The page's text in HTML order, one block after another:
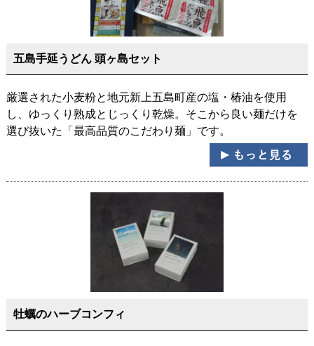
五島手延うどん 頭ヶ島セット
厳選された小麦粉と地元新上五島町産の塩・椿油を使用
し、ゆっくり熟成とじっくり乾燥。そこから良い麺だけを
選び抜いた「最高品質のこだわり麺」です。
牡蠣のハーブコンフィ